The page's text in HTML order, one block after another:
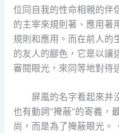
位同自我的性命相親的伴
的主宰來規則著、應用著
規則和應用。而在前人的
的友人的腳色，它是以讓
審閱眼光，來同等地對待
屏風的名字看起來并
也有動詞“掩蔽”的寄義，
尚，而是為了掩蔽眼光。